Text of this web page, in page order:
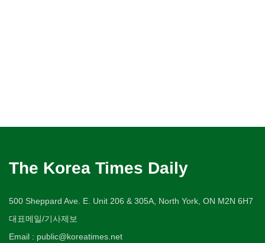
The Korea Times Daily
500 Sheppard Ave. E. Unit 206 & 305A, North York, ON M2N 6H7
대표메일/기사제보
Email : public@koreatimes.net